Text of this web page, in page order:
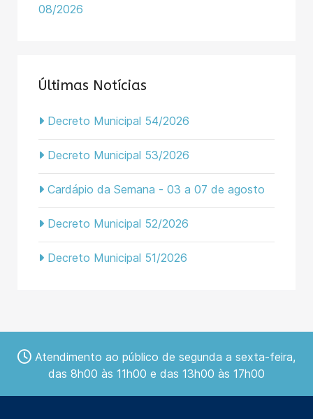
08/2026
Últimas Notícias
Decreto Municipal 54/2026
Decreto Municipal 53/2026
Cardápio da Semana - 03 a 07 de agosto
Decreto Municipal 52/2026
Decreto Municipal 51/2026
Atendimento ao público de segunda a sexta-feira,
das 8h00 às 11h00 e das 13h00 às 17h00